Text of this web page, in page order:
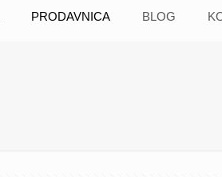
PRODAVNICA BLOG